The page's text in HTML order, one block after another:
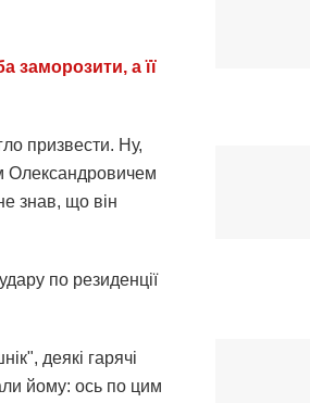
заморозити, а її
призвести. Ну,
Олександровичем
знав, що він
по резиденції
деякі гарячі
йому: ось по цим